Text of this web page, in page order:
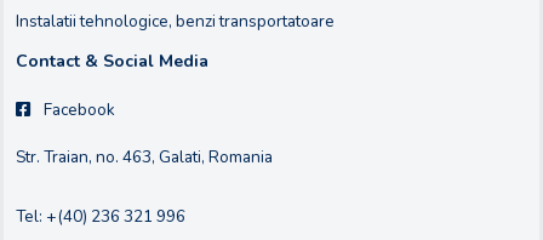
Instalatii tehnologice, benzi transportatoare
Contact & Social Media
Facebook
Str. Traian, no. 463, Galati, Romania
Tel: +(40) 236 321 996